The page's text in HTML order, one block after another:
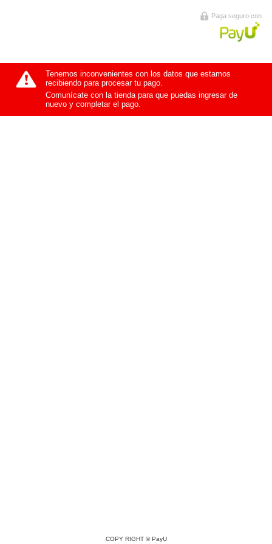
Paga seguro con
Tenemos inconvenientes con los datos que estamos
recibiendo para procesar tu pago.
Comunícate con la tienda para que puedas ingresar de
nuevo y completar el pago.
COPY RIGHT ©PayU